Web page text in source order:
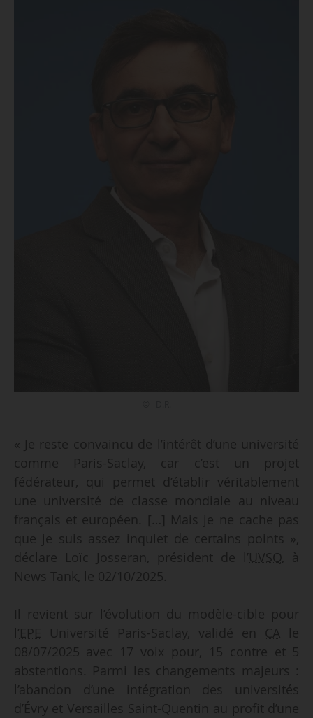
« Je reste convaincu de l’intérêt d’une université
comme Paris-Saclay, car c’est un projet
fédérateur, qui permet d’établir véritablement
une université de classe mondiale au niveau
français et européen. […] Mais je ne cache pas
que je suis assez inquiet de certains points »,
déclare Loïc Josseran, président de l’UVSQ, à
News Tank, le 02/10/2025.
Il revient sur l’évolution du modèle-cible pour
l’EPE Université Paris-Saclay, validé en CA le
08/07/2025 avec 17 voix pour, 15 contre et 5
abstentions. Parmi les changements majeurs :
l’abandon d’une intégration des universités
d’Évry et Versailles Saint-Quentin au profit d’une